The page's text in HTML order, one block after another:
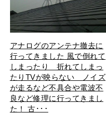
アナログのアンテナ撤去に
行ってきました 風で倒れて
しまったり 折れてしまっ
たりTVが映らない ノイズ
が走るなど不具合や電波不
良など修理に行ってきまし
た！ 古･･･